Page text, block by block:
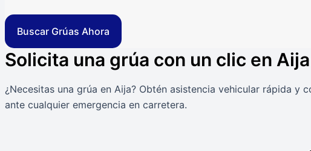
Buscar Grúas Ahora
Solicita una grúa con un clic en Aija
¿Necesitas una grúa en Aija? Obtén asistencia vehicular rápida
ante cualquier emergencia en carretera.